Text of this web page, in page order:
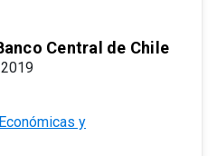
Central de Chile
y